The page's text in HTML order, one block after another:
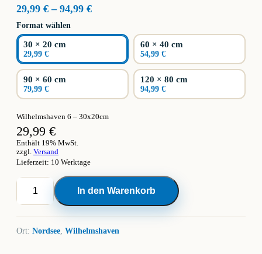
29,99 € – 94,99 €Preisspanne:
bis
Format wählen
30 × 20 cm
29,99 €
60 × 40 cm
54,99 €
90 × 60 cm
79,99 €
120 × 80 cm
94,99 €
Wilhelmshaven 6 – 30x20cm
29,99 €
Enthält 19% MwSt.
zzgl. Versand
Lieferzeit: 10 Werktage
Leinwand
Wilhelmshaven
6
In den Warenkorb
Ort: Nordsee, Wilhelmshaven